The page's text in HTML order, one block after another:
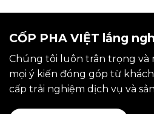
CỐP PHA VIỆT lắng
Chúng tôi luôn trân trọng và
mọi ý kiến đóng góp từ
cấp trải nghiệm dịch vụ và